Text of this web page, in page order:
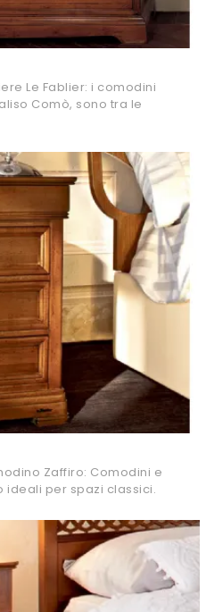
Le Fablier: i comodini
Comò, sono tra le
Zaffiro: Comodini e
ideali per spazi classici.